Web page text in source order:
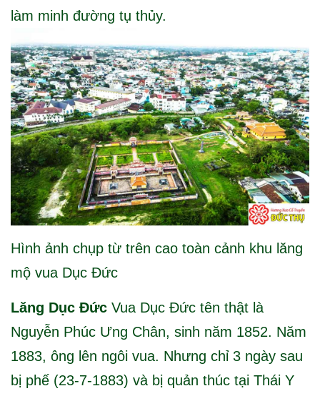
làm minh đường tụ thủy.
Hình ảnh chụp từ trên cao toàn cảnh khu lăng
mộ vua Dục Đức
Lăng Dục Đức Vua Dục Đức tên thật là
Nguyễn Phúc Ưng Chân, sinh năm 1852. Năm
1883, ông lên ngôi vua. Nhưng chỉ 3 ngày sau
bị phế (23-7-1883) và bị quản thúc tại Thái Y